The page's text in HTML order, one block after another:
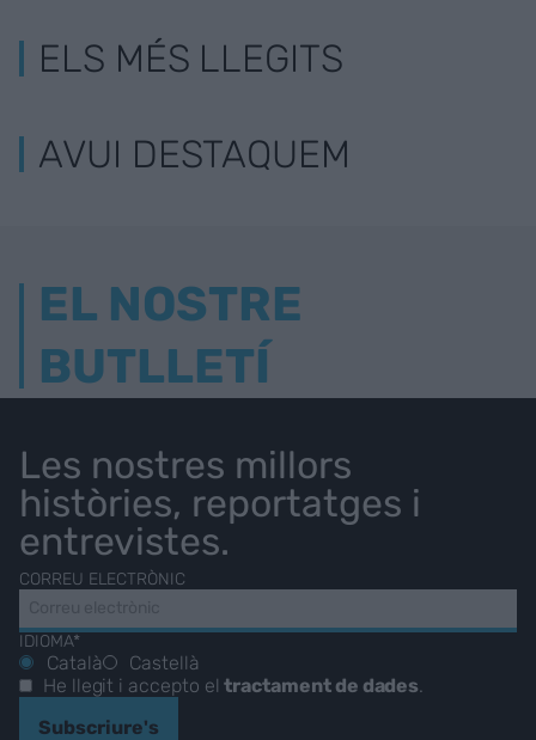
ELS MÉS LLEGITS
AVUI DESTAQUEM
EL NOSTRE
BUTLLETÍ
Les nostres millors
històries, reportatges i
entrevistes.
CORREU ELECTRÒNIC
IDIOMA*
Català
Castellà
He llegit i accepto eltractament de dades.
Subscriure's